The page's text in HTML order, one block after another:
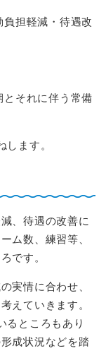
担軽減・待遇改
それに伴う常備
ます。
、待遇の改善に
ム数、練習等、
です。
実情に合わせ、
えていきます。
るところもあり
成状況などを踏